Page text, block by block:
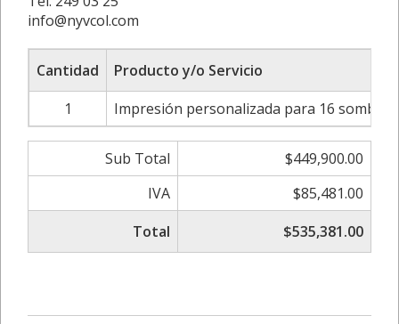
info@nyvcol.com
Cantidad
Producto y/o Servicio
1
Impresión personalizada para 16
Sub Total
$449,900.00
IVA
$85,481.00
Total
$535,381.00